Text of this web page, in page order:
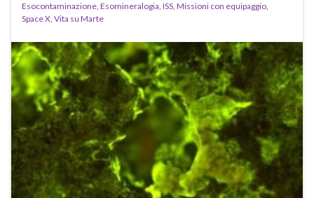
Esocontaminazione, Esomineralogia, ISS, Missioni con equipaggio,
Space X, Vita su Marte